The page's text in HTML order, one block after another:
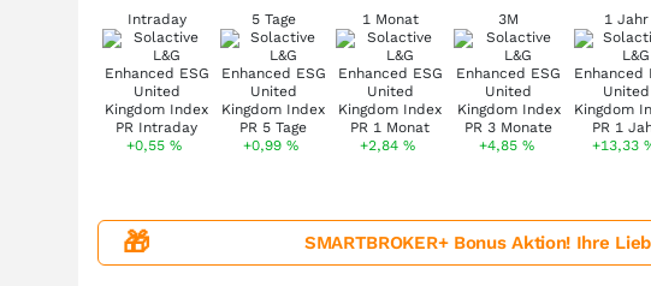
Intraday
+0,55%
5 Tage
+0,99%
1 Monat
+2,84%
3M
+4,85 %
1 Jahr
+13,33
🎁 SMARTBROKER+ Bonus Aktion! Ihre